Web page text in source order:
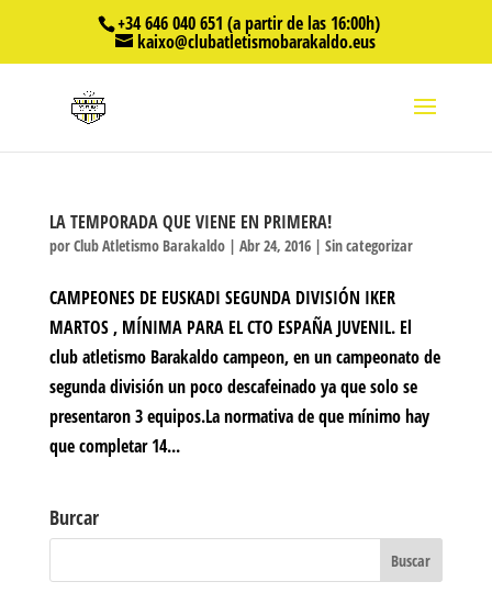
+34 646 040 651 (a partir de las 16:00h)
kaixo@clubatletismobarakaldo.eus
LA TEMPORADA QUE VIENE EN PRIMERA!
porClub Atletismo Barakaldo| Abr 24, 2016| Sin categorizar
CAMPEONES DE EUSKADI SEGUNDA DIVISIÓN IKER
MARTOS , MÍNIMA PARA EL CTO ESPAÑA JUVENIL. El
club atletismo Barakaldo campeon, en un campeonato de
segunda división un poco descafeinado ya que solo se
presentaron 3 equipos.La normativa de que mínimo hay
que completar 14...
Burcar